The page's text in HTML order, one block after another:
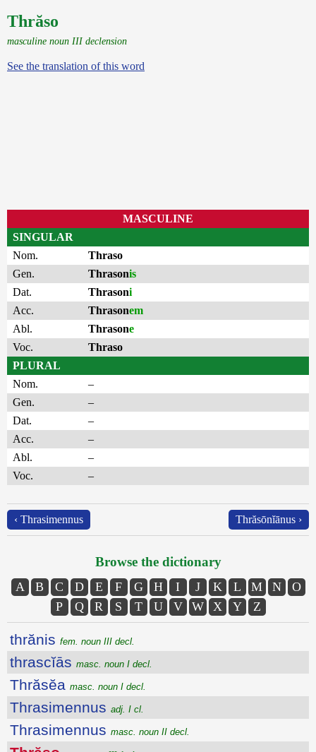
Thrăso
masculine noun III declension
See the translation of this word
MASCULINE
SINGULAR
Nom.
Thraso
Gen.
Thrasonis
Dat.
Thrasoni
Acc.
Thrasonem
Abl.
Thrasone
Voc.
Thraso
PLURAL
Nom.
–
Gen.
–
Dat.
–
Acc.
–
Abl.
–
Voc.
–
‹ Thrasimennus Thrăsōnĭānus ›
Browse the dictionary
A B C D E F G H I J K L M N
O
P
Q R S T U V W X Y Z
thrănis fem. noun III decl.
thrascĭās masc. noun I decl.
Thrăsĕa masc. noun I decl.
Thrasimennus adj. I cl.
Thrasimennus masc. noun II decl.